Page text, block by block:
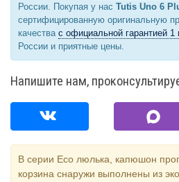
России. Покупая у нас Tutis Uno 6
сертифицированную оригинальную
качества с официальной гарантией 1
России и приятные цены.
Напишите нам,
В серии Eco люлька, капюшон
корзина снаружи выполнены из